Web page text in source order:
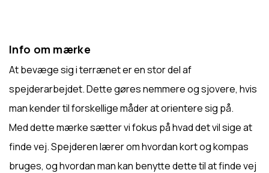
Info om mærke
At bevæge sig i terrænet er en stor del af
spejderarbejdet. Dette gøres nemmere og sjovere, hvis
man kender til forskellige måder at orientere sig på.
Med dette mærke sætter vi fokus på hvad det vil sige at
finde vej. Spejderen lærer om hvordan kort og kompas
bruges, og hvordan man kan benytte dette til at finde vej